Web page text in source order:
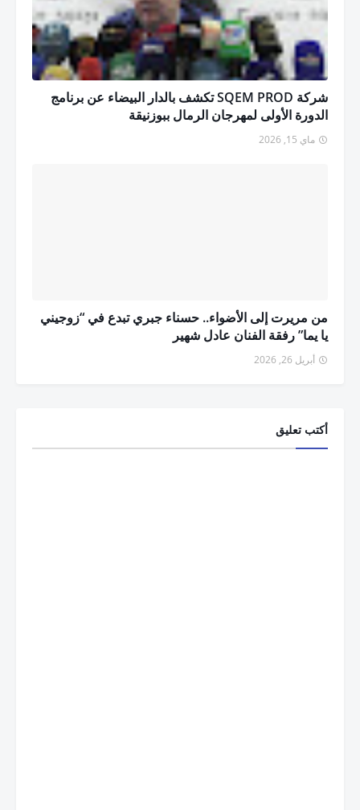
شركة SQEM PROD تكشف بالدار البيضاء عن برنامج
الدورة الأولى لمهرجان الرمال ببوزنيقة
ماي 15, 2026
من مريرت إلى الأضواء.. حسناء جبري تبدع في “زوجيني
يا يما” رفقة الفنان عادل شهير
أبريل 26, 2026
أكتب تعليق